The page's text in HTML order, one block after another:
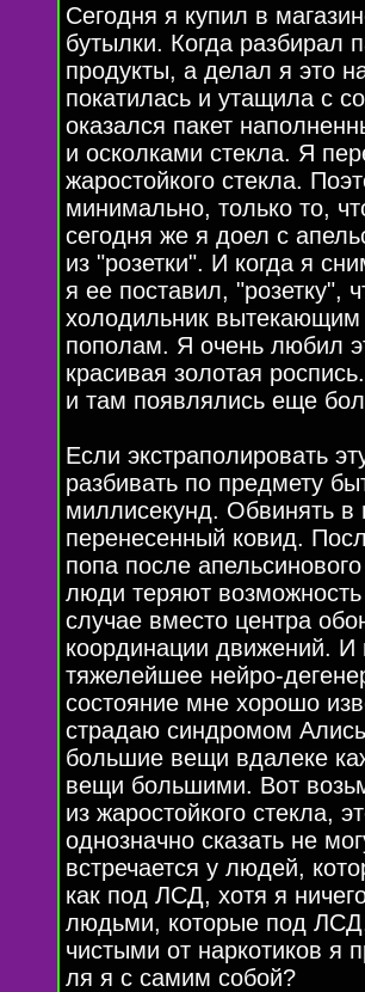
Сегодня я купил в
бутылки. Когда разбирал
продукты, а делал я это
покатилась и утащила с
оказался пакет
и осколками стекла. Я
жаростойкого стекла.
минимально, только то,
сегодня же я доел с
из "розетки". И когда я
я ее поставил, "розетку",
холодильник
пополам. Я очень любил
красивая золотая
и там появлялись еще
Если экстраполировать
разбивать по предмету
миллисекунд. Обвинять
перенесенный ковид.
попа после
люди теряют
случае вместо центра
координации движений.
тяжелейшее нейро-
состояние мне хорошо
страдаю синдромом
большие вещи вдалеке
вещи большими. Вот
из жаростойкого стекла,
однозначно сказать не
встречается у людей,
как под ЛСД, хотя я
людьми, которые под
чистыми от наркотиков я
ля я с самим собой?